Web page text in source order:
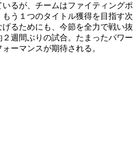
いるが、チームはファイティングポ
う１つのタイトル獲得を目指す次
るためにも、今節を全力で戦い抜
２週間ぶりの試合。たまったパワー
ーマンスが期待される。